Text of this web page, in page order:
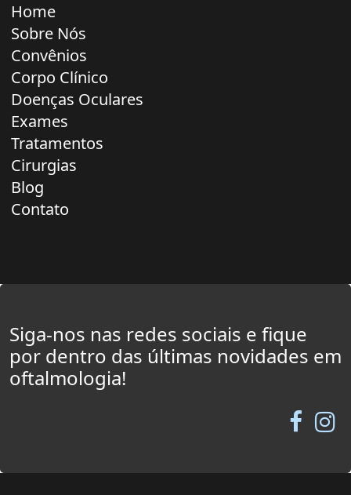
Home
Sobre Nós
Convênios
Corpo Clínico
Doenças Oculares
Exames
Tratamentos
Cirurgias
Blog
Contato
Siga-nos nas redes sociais e fique
por dentro das últimas novidades em
oftalmologia!